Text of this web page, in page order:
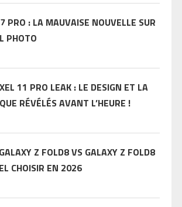
PRO : LA MAUVAISE NOUVELLE SUR
PHOTO
11 PRO LEAK : LE DESIGN ET LA
RÉVÉLÉS AVANT L’HEURE !
Z FOLD8 VS GALAXY Z FOLD8
CHOISIR EN 2026